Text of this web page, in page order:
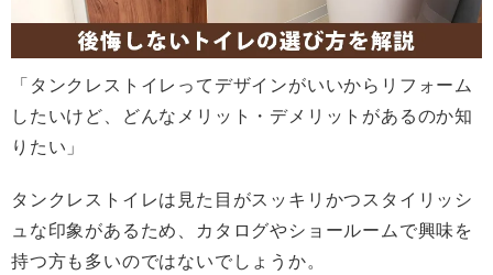
「タンクレストイレってデザインがいいからリフォーム
したいけど、どんなメリット・デメリットがあるのか知
りたい」
タンクレストイレは見た目がスッキリかつスタイリッシ
ュな印象があるため、カタログやショールームで興味を
持つ方も多いのではないでしょうか。